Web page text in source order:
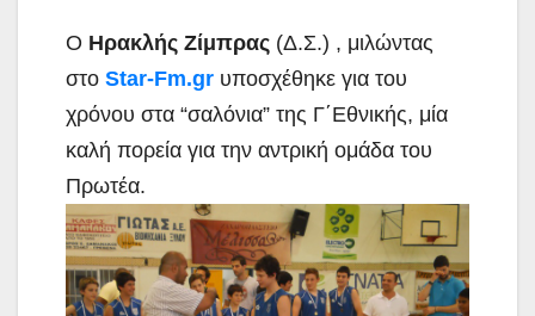
Ο Ηρακλής Ζίμπρας (Δ.Σ.) , μιλώντας
στο Star-Fm.gr υποσχέθηκε για του
χρόνου στα “σαλόνια” της Γ΄Εθνικής, μία
καλή πορεία για την αντρική ομάδα του
Πρωτέα.